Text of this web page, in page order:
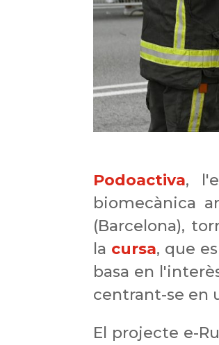
Podoactiva,
biomecànica
(Barcelona),
la cursa, que
basa en
centrant-se en
El projecte e-